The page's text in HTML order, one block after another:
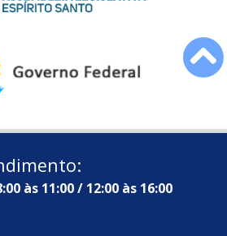
às 11:00 / 12:00 às 16:00